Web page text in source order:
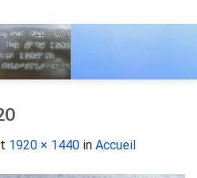
1920 × 1440 in Accueil